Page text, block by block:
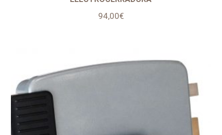
94,00€